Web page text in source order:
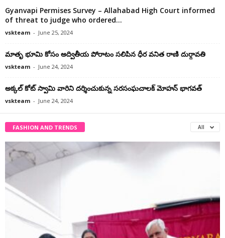
Gyanvapi Permises Survey – Allahabad High Court informed
of threat to judge who ordered...
vskteam - June 25, 2024
మాతృ భూమి కోసం అద్వితీయ పోరాటం సలిపిన ధీర వనిత రాణి దుర్గావతి
vskteam - June 24, 2024
అక్కల్‌ కోట్‌ స్వామి వారిని దర్శించుకున్న సరసంఘచాలక్ మోహన్ భాగవత్
vskteam - June 24, 2024
FASHION AND TRENDS All